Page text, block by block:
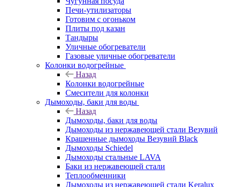
Печи-утилизаторы
Готовим с огоньком
Плиты под казан
Тандыры
Уличные обогреватели
Газовые уличные обогреватели
Колонки водогрейные
Назад
Колонки водогрейные
Смесители для колонки
Дымоходы, баки для воды
Назад
Дымоходы, баки для воды
Дымоходы из нержавеющей стали Везувий
Крашенные дымоходы Везувий Black
Дымоходы Schiedel
Дымоходы стальные LAVA
Баки из нержавеющей стали
Теплообменники
Дымоходы из нержавеющей стали Keralux